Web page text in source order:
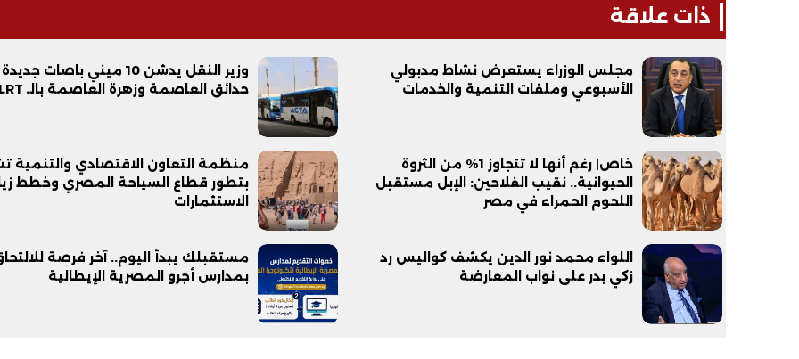
ذات علاقة
مجلس الوزراء يستعرض نشاط مدبولي
الأسبوعي وملفات التنمية والخدمات
وزير النقل يدشن 10 ميني باصات
حدائق العاصمة وزهرة العاصمة بالـ LRT
خاص| رغم أنها لا تتجاوز 1% من الثروة
الحيوانية.. نقيب الفلاحين: الإبل مستقبل
اللحوم الحمراء في مصر
منظمة التعاون الاقتصادي والتنمية
بتطور قطاع السياحة المصري وخطط
الاستثمارات
اللواء محمد نور الدين يكشف كواليس رد
زكي بدر على نواب المعارضة
مستقبلك يبدأ اليوم.. آخر فرصة
بمدارس أجرو المصرية الإيطالية